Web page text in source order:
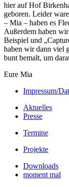
hier auf Hof
geboren. Leider
– Mia – haben es
Außerdem haben
Beispiel und
haben wir dann viel
bunt bemalt, um
Eure Mia
Impressum/
Aktuelles
Presse
Termine
Projekte
Downloads
moment mal